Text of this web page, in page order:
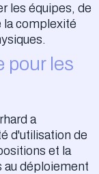
les équipes, de
la complexité
pour les
a
d'utilisation de
et la
au déploiement